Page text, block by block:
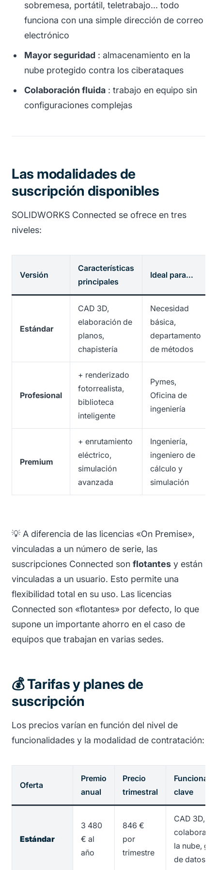
sobremesa, portátil, teletrabajo... todo
funciona con una simple dirección de correo
electrónico
Mayor seguridad : almacenamiento en la
nube protegido contra los ciberataques
Colaboración fluida : trabajo en equipo sin
configuraciones complejas
Las modalidades de
suscripción disponibles
SOLIDWORKS Connected se ofrece en tres
niveles:
Versión
Características
principales
Ideal para…
Estándar
CAD 3D,
elaboración de
planos,
chapistería
Necesidad
básica,
departamento
de métodos
Profesional
+ renderizado
fotorrealista,
biblioteca
inteligente
Pymes,
Oficina de
ingeniería
Premium
+ enrutamiento
eléctrico,
simulación
avanzada
Ingeniería,
ingeniero de
cálculo y
simulación
💡 A diferencia de las licencias «On Premise»,
vinculadas a un número de serie, las
suscripciones Connected son flotantes y están
vinculadas a un usuario. Esto permite una
flexibilidad total en su uso. Las licencias
Connected son «flotantes» por defecto, lo que
supone un importante ahorro en el caso de
equipos que trabajan en varias sedes.
💰 Tarifas y planes de
suscripción
Los precios varían en función del nivel de
funcionalidades y la modalidad de contratación:
Oferta
Premio
anual
Precio
trimestral
clave
Estándar
3 480
€ al
año
846 €
por
trimestre
CAD 3D,
la nube,
de datos